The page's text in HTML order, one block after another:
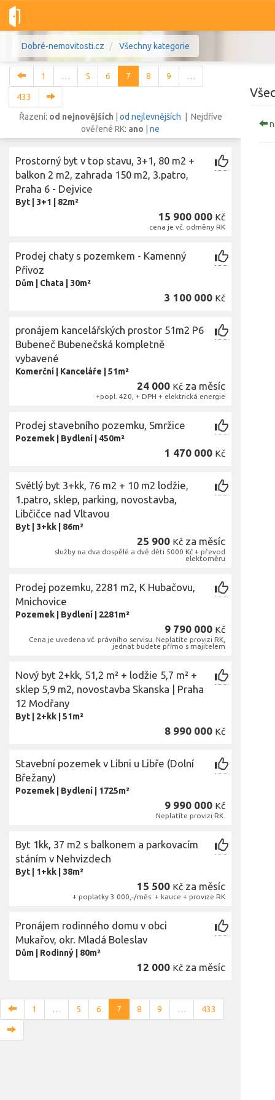
Dobré-nemovitosti.cz Všechny kategorie
Vše Byty
Lokalita
Lokalita
1 … 5 6 7 8 9 …
433
Řazení: od nejnovějších od nejlevnějších | Nejdříve
ověřené RK: ano ne
Prostorný byt v top stavu, 3+1, 80 m2 +
balkon 2 m2, zahrada 150 m2, 3.patro,
Praha 6 - Dejvice
Byt 3+1 82m²
15 900 000 Kč
cena je vč. odměny RK
Prodej chaty s pozemkem - Kamenný
Přívoz
Dům Chata 30m²
3 100 000 Kč
pronájem kancelářských prostor 51m2 P6
Bubeneč Bubenečská kompletně
vybavené
Komerční Kanceláře 51m²
24 000 Kč za měsíc
+popl. 420, + DPH + elektrická energie
Prodej stavebního pozemku, Smržice
Pozemek Bydlení 450m²
1 470 000 Kč
Světlý byt 3+kk, 76 m2 + 10 m2 lodžie,
1.patro, sklep, parking, novostavba,
Libčičce nad Vltavou
Byt 3+kk 86m²
25 900 Kč za měsíc
služby na dva dospělé a dvě děti 5000 Kč + převod
elektoměru
Prodej pozemku, 2281 m2, K Hubačovu,
Mnichovice
Pozemek Bydlení 2281m²
9 790 000 Kč
Cena je uvedena vč. právního servisu. Neplatíte provizi RK,
jednat budete přímo s majitelem
Nový byt 2+kk, 51,2 m² + lodžie 5,7 m² +
sklep 5,9 m2, novostavba Skanska | Praha
12 Modřany
Byt 2+kk 51m²
8 990 000 Kč
Stavební pozemek v Libni u Libře (Dolní
Břežany)
Pozemek Bydlení 1725m²
9 990 000 Kč
Neplatíte provizi RK.
Byt 1kk, 37 m2 s balkonem a parkovacím
stáním v Nehvizdech
Byt 1+kk 38m²
15 500 Kč za měsíc
+ poplatky 3 000,-/měs. + kauce + provize RK
Pronájem rodinného domu v obci
Mukařov, okr. Mladá Boleslav
Dům Rodinný 80m²
12 000 Kč za měsíc
1 … 5 6 7 8 9 … 433